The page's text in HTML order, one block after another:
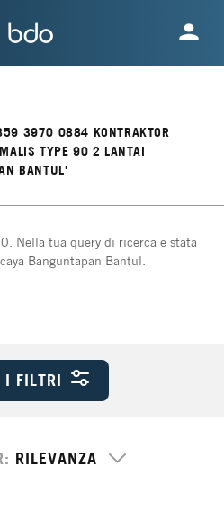
3970 0884 KONTRAKTOR
TYPE 90 2 LANTAI
BANTUL'
Nella tua query di ricerca è stata
Banguntapan Bantul.
I FILTRI